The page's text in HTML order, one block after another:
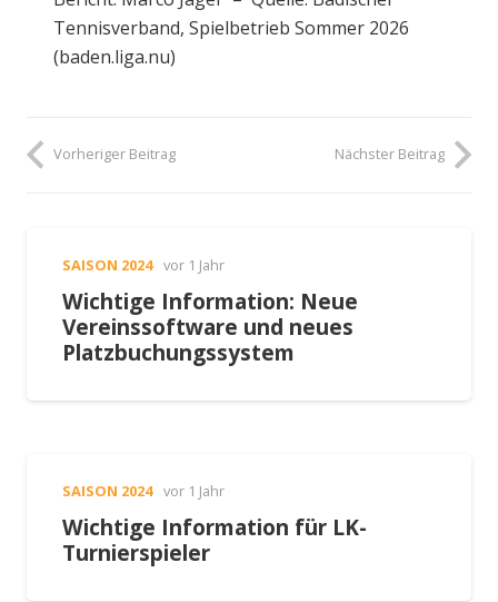
Tennisverband, Spielbetrieb Sommer 2026
(baden.liga.nu)
Vorheriger Beitrag Nächster Beitrag
SAISON 2024 vor 1 Jahr
Wichtige Information: Neue
Vereinssoftware und neues
Platzbuchungssystem
SAISON 2024 vor 1 Jahr
Wichtige Information für LK-
Turnierspieler